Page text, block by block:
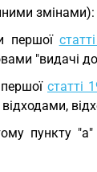
змінами):
першої
"видачі
статті
пункту